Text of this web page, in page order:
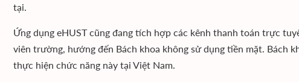
tại.
Ứng dụng eHUST cũng đang tích hợp các kênh thanh toán trực
viên trường, hướng đến Bách khoa không sử dụng tiền mặt. Bách
thực hiện chức năng này tại Việt Nam.